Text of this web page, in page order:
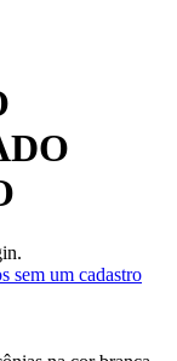
sem um cadastro